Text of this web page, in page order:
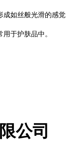
成如丝般光滑的感觉
于护肤品中。
公司